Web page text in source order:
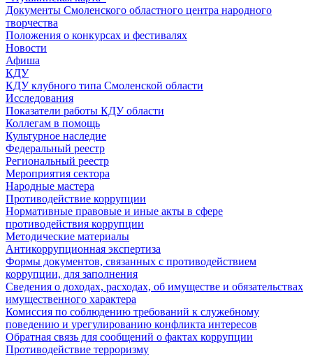
Документы Смоленского областного центра народного
творчества
Положения о конкурсах и фестивалях
Новости
Афиша
КДУ
КДУ клубного типа Смоленской области
Исследования
Показатели работы КДУ области
Коллегам в помощь
Культурное наследие
Федеральный реестр
Региональный реестр
Мероприятия сектора
Народные мастера
Противодействие коррупции
Нормативные правовые и иные акты в сфере
противодействия коррупции
Методические материалы
Антикоррупционная экспертиза
Формы документов, связанных с противодействием
коррупции, для заполнения
Сведения о доходах, расходах, об имуществе и обязательствах
имущественного характера
Комиссия по соблюдению требований к служебному
поведению и урегулированию конфликта интересов
Обратная связь для сообщений о фактах коррупции
Противодействие терроризму